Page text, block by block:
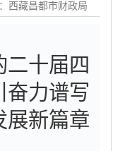
西藏昌都市财政局
二十届四
奋力谱写
展新篇章